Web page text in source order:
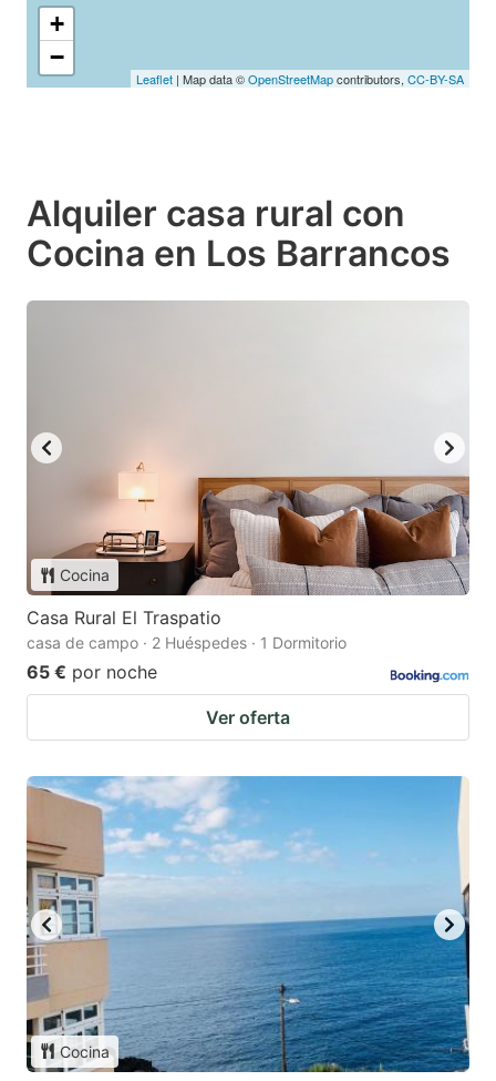
+
−
Leaflet | Map data ©OpenStreetMapcontributors, CC-BY-SA
Alquiler casa rural con
Cocina en Los Barrancos
Cocina
Casa Rural El Traspatio
casa de campo · 2 Huéspedes · 1 Dormitorio
65 € por noche
Ver oferta
Cocina